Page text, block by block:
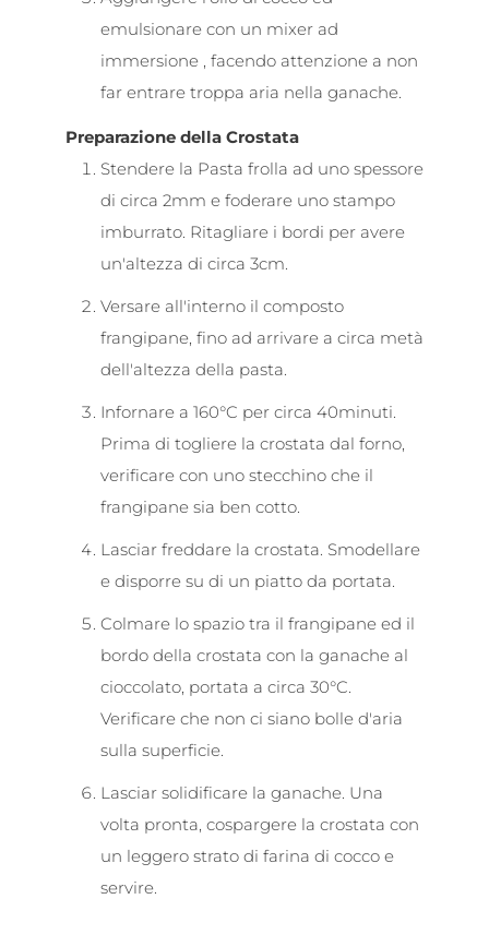
emulsionare con un mixer ad
immersione , facendo attenzione a non
far entrare troppa aria nella ganache.
Preparazione della Crostata
Stendere la Pasta frolla ad uno spessore
di circa 2mm e foderare uno stampo
imburrato. Ritagliare i bordi per avere
un'altezza di circa 3cm.
Versare all'interno il composto
frangipane, fino ad arrivare a circa metà
dell'altezza della pasta.
Infornare a 160°C per circa 40minuti.
Prima di togliere la crostata dal forno,
verificare con uno stecchino che il
frangipane sia ben cotto.
Lasciar freddare la crostata. Smodellare
e disporre su di un piatto da portata.
Colmare lo spazio tra il frangipane ed il
bordo della crostata con la ganache al
cioccolato, portata a circa 30°C.
Verificare che non ci siano bolle d'aria
sulla superficie.
Lasciar solidificare la ganache. Una
volta pronta, cospargere la crostata con
un leggero strato di farina di cocco e
servire.